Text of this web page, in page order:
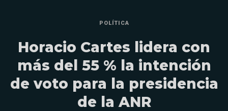
POLÍTICA
Horacio Cartes lidera con
más del 55 % la intención
de voto para la presidencia
de la ANR